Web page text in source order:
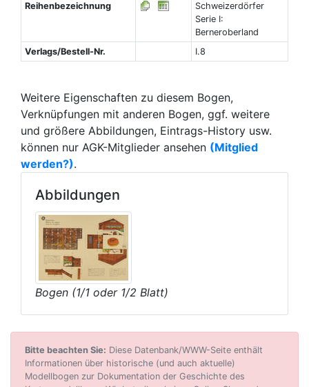
Reihenbezeichnung
Schweizerdörfer
Serie I:
Berneroberland
Verlags/Bestell-Nr.
I.8
Weitere Eigenschaften zu diesem Bogen,
Verknüpfungen mit anderen Bogen, ggf. weitere
und größere Abbildungen, Eintrags-History usw.
können nur AGK-Mitglieder ansehen (Mitglied
werden?).
Abbildungen
Bogen (1/1 oder 1/2 Blatt)
Bitte beachten Sie: Diese Datenbank/WWW-Seite enthält
Informationen über historische (und auch aktuelle)
Modellbogen zur Dokumentation der Geschichte des